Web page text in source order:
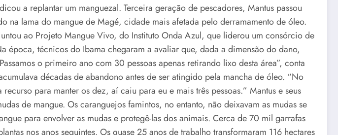
a replantar um manguezal. Terceira geração de pescadores, Mantus passou
na lama do mangue de Magé, cidade mais afetada pelo derramamento de óleo.
ao Projeto Mangue Vivo, do Instituto Onda Azul, que liderou um consórcio de
época, técnicos do Ibama chegaram a avaliar que, dada a dimensão do dano,
o primeiro ano com 30 pessoas apenas retirando lixo desta área”, conta
décadas de abandono antes de ser atingido pela mancha de óleo. “No
para manter os dez, aí caiu para eu e mais três pessoas.” Mantus e seus
de mangue. Os caranguejos famintos, no entanto, não deixavam as mudas se
para envolver as mudas e protegê-las dos animais. Cerca de 70 mil garrafas
nos anos seguintes. Os quase 25 anos de trabalho transformaram 116 hectares